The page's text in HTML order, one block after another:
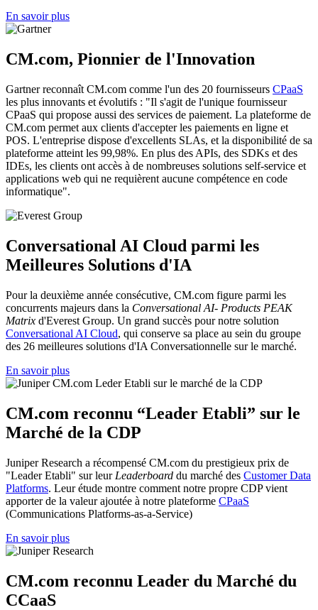
En savoir plus
CM.com, Pionnier de l'Innovation
Gartner reconnaît CM.com comme l'un des 20 fournisseurs CPaaS
les plus innovants et évolutifs : "Il s'agit de l'unique fournisseur
CPaaS qui propose aussi des services de paiement. La plateforme de
CM.com permet aux clients d'accepter les paiements en ligne et
POS. L'entreprise dispose d'excellents SLAs, et la disponibilité de sa
plateforme atteint les 99,98%. En plus des APIs, des SDKs et des
IDEs, les clients ont accès à de nombreuses solutions self-service et
applications web qui ne requièrent aucune compétence en code
informatique".
Conversational AI Cloud parmi les
Meilleures Solutions d'IA
Pour la deuxième année consécutive, CM.com figure parmi les
concurrents majeurs dans la Conversational AI- Products PEAK
Matrix d'Everest Group. Un grand succès pour notre solution
Conversational AI Cloud, qui conserve sa place au sein du groupe
des 26 meilleures solutions d'IA Conversationnelle sur le marché.
En savoir plus
CM.com reconnu “Leader Etabli” sur le
Marché de la CDP
Juniper Research a récompensé CM.com du prestigieux prix de
"Leader Etabli" sur leur Leaderboard du marché des Customer Data
Platforms. Leur étude montre comment notre propre CDP vient
apporter de la valeur ajoutée à notre plateforme CPaaS
(Communications Platforms-as-a-Service)
En savoir plus
CM.com reconnu Leader du Marché du
CCaaS